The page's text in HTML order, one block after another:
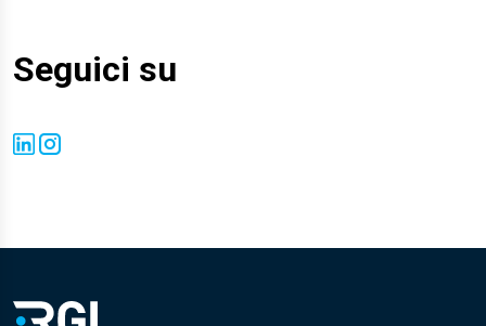
Seguici su